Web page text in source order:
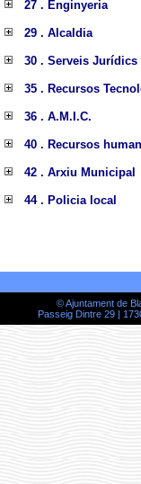
27 . Enginyeria
29 . Alcaldia
30 . Serveis Jurídics
35 . Recursos
36 . A.M.I.C.
40 . Recursos
42 . Arxiu Municipal
44 . Policia local
© Ajuntament de
Passeig Dintre 29 |